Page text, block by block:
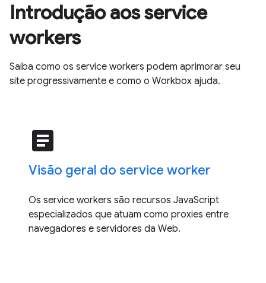
Introdução aos service
workers
Saiba como os service workers podem aprimorar seu
site progressivamente e como o Workbox ajuda.
article
Visão geral do service worker
Os service workers são recursos JavaScript
especializados que atuam como proxies entre
navegadores e servidores da Web.